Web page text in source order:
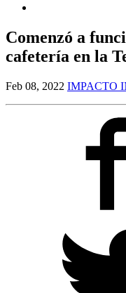
Comenzó a
cafetería en la
Feb 08, 2022 IMPACTO